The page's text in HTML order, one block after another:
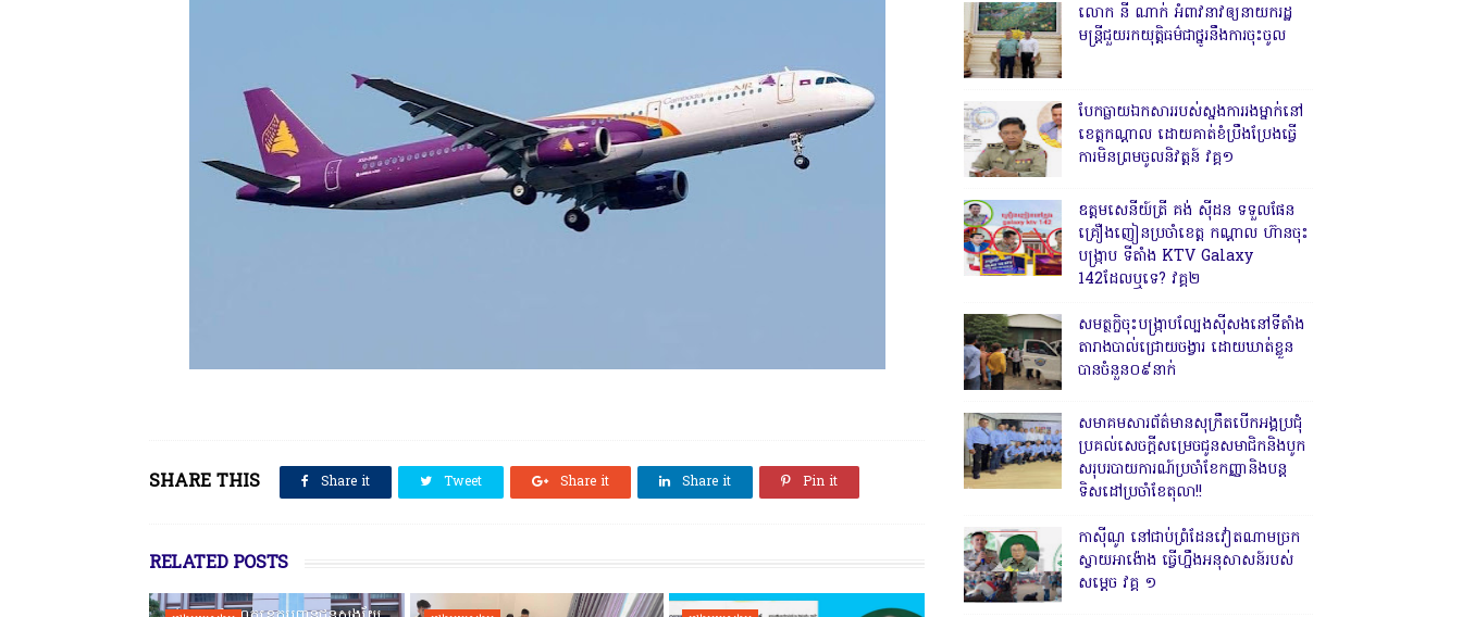
SHARE THIS Share it Tweet Share it Share it Pin it
RELATED POSTS
លោក នី ណាក់ អំពាវនាវឲ្យនាយករដ្ឋ
មន្ត្រីជួយរកយុត្តិធម៌ជាថ្នូរនឹងការចុះចូល
បែកធ្លាយឯកសាររបស់ស្នងការរងម្នាក់នៅ
ខេត្តកណ្ដាល ដោយគាត់ខំប្រឹងប្រែងធ្វើ
ការមិនព្រមចូលនិវត្តន៍ វគ្គ១
ឧត្តមសេនីយ៍ត្រី គង់ ស៊ីដន ទទួលផែន
គ្រឿងញៀនប្រចាំខេត្ត កណ្តាល ហ៊ានចុះ
បង្ក្រាប ទីតាំង KTV Galaxy
142ដែលឬទេ? វគ្គ២
សមត្ថកិ្ចចុះបង្ក្រាបល្បែងស៊ីសងនៅទីតាំង
តារាងបាល់ជ្រោយចង្វារ ដោយឃាត់ខ្លួន
បានចំនួន០៩នាក់
សមាគមសារព័ត៌មានសុក្រឹតបើកអង្គប្រជុំ
ប្រគល់សេចក្តីសម្រេចជូនសមាជិកនិងបូក
សរុបរបាយការណ៍ប្រចាំខែកញ្ញានិងបន្ត
ទិសដៅប្រចាំខែតុលា!!
កាសុីណូ នៅជាប់ព្រំដែនវៀតណាមច្រក
ស្វាយអាង៉ោង ធ្វើហ្នឹងអនុសាសន៍របស់
សម្ដេច វគ្គ ១